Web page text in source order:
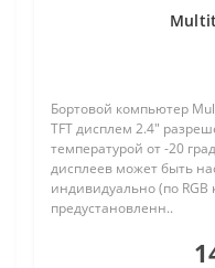
Бортовой компьютер
TFT дисплем 2.4"
температурой от -20
дисплеев может быть
индивидуально (по
предустановленн..